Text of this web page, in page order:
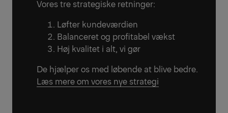
Vores tre strategiske retninger:
Løfter kundeværdien
Balanceret og profitabel vækst
Høj kvalitet i alt, vi gør
De hjælper os med løbende at blive bedre.
Læs mere om vores nye strategi